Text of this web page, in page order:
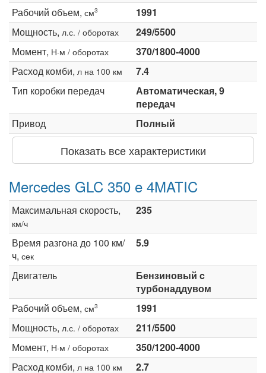
Рабочий объем, см3
1991
Мощность, л.с. / оборотах
249/5500
Момент, Н·м / оборотах
370/1800-4000
Расход комби, л на 100 км
7.4
Тип коробки передач
Автоматическая, 9
передач
Привод
Полный
Показать все характеристики
Mercedes GLC 350 e 4MATIC
Максимальная скорость,
км/ч
235
Время разгона до 100 км/
ч, сек
5.9
Двигатель
Бензиновый c
турбонаддувом
Рабочий объем, см3
1991
Мощность, л.с. / оборотах
211/5500
Момент, Н·м / оборотах
350/1200-4000
Расход комби, л на 100 км 2.7